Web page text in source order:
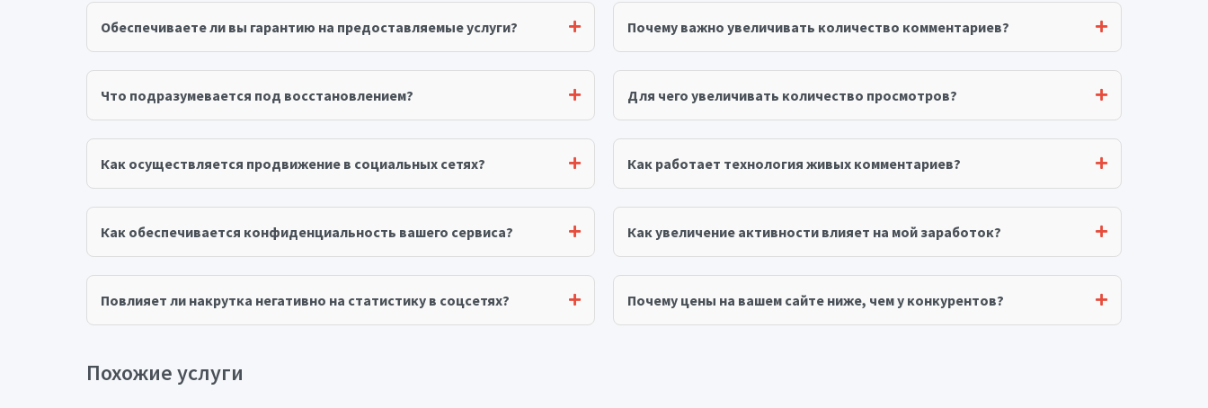
Обеспечиваете ли вы гарантию на предоставляемые услуги? Почему важно увеличивать количество комментариев?
Что подразумевается под восстановлением? Для чего увеличивать количество просмотров?
Как осуществляется продвижение в социальных сетях? Как работает технология живых комментариев?
Как обеспечивается конфиденциальность вашего сервиса? Как увеличение активности влияет на мой заработок?
Повлияет ли накрутка негативно на статистику в соцсетях? Почему цены на вашем сайте ниже, чем у конкурентов?
Похожие услуги